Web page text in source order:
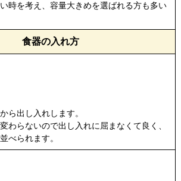
時を考え、容量大きめを選ばれる方も多い
食器の入れ方
ら出し入れします。
わらないので出し入れに屈まなくて良く、
べられます。